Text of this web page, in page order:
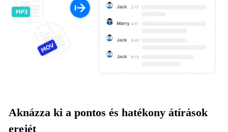
Aknázza ki a pontos és hatékony átírások
erejét